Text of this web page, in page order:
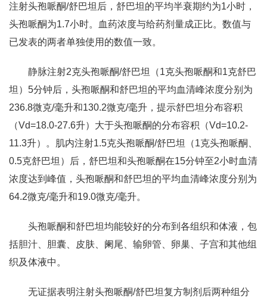
注射头孢哌酮/舒巴坦后，舒巴坦的平均半衰期约为1小时，
头孢哌酮为1.7小时。血药浓度与给药剂量成正比。数值与
已发表的两者单独使用的数值一致。
静脉注射2克头孢哌酮/舒巴坦（1克头孢哌酮和1克舒巴
坦）5分钟后，头孢哌酮和舒巴坦的平均血清峰浓度分别为
236.8微克/毫升和130.2微克/毫升，提示舒巴坦分布容积
（Vd=18.0-27.6升）大于头孢哌酮的分布容积（Vd=10.2-
11.3升）。肌内注射1.5克头孢哌酮/舒巴坦（1克头孢哌酮、
0.5克舒巴坦）后，舒巴坦和头孢哌酮在15分钟至2小时血清
浓度达到峰值，头孢哌酮和舒巴坦的平均血清峰浓度分别为
64.2微克/毫升和19.0微克/毫升。
头孢哌酮和舒巴坦均能较好的分布到各组织和体液，包
括胆汁、胆囊、皮肤、阑尾、输卵管、卵巢、子宫和其他组
织及体液中。
无证据表明注射头孢哌酮/舒巴坦复方制剂后两种组分